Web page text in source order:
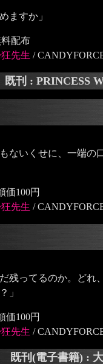
ますか」
配布
先生 /
既刊 : PRINCESS
もないくせに、一端の
価100円
先生 /
だ残ってるのか。どれ
」
価100円
先生 /
既刊(電子書籍) :